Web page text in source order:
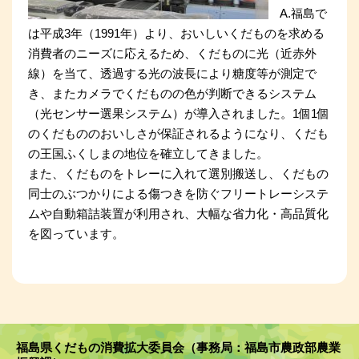
A.福島で
は平成3年（1991年）より、おいしいくだものを求める
消費者のニーズに応えるため、くだものに光（近赤外
線）を当て、透過する光の波長により糖度等が測定で
き、またカメラでくだものの色が判断できるシステム
（光センサー選果システム）が導入されました。1個1個
のくだもののおいしさが保証されるようになり、くだも
の王国ふくしまの地位を確立してきました。
また、くだものをトレーに入れて選別搬送し、くだもの
同士のぶつかりによる傷つきを防ぐフリートレーシステ
ムや自動箱詰装置が利用され、大幅な省力化・高品質化
を図っています。
福島県くだもの消費拡大委員会（事務局：福島市農政部農業